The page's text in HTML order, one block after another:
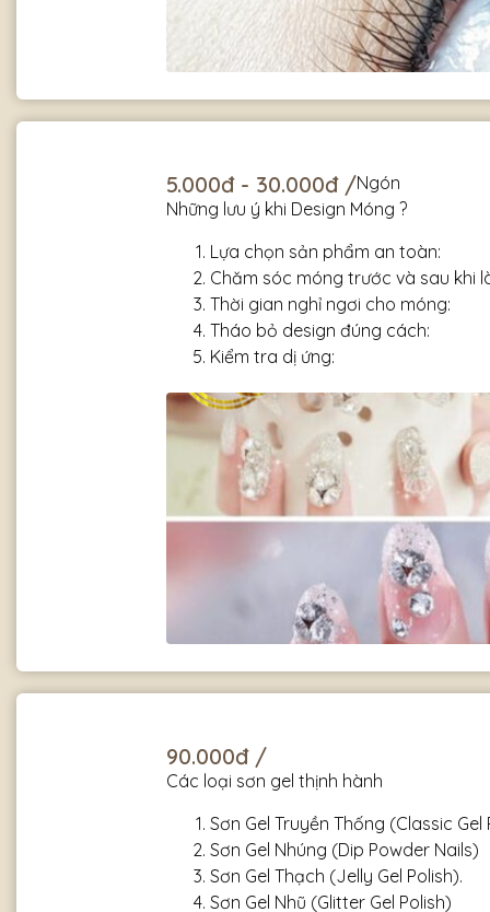
5.000đ - 30.000đ /Ngón
Những lưu ý khi Design Móng ?
Lựa chọn sản phẩm an toàn:
Chăm sóc móng trước và sau khi
Thời gian nghỉ ngơi cho móng:
Tháo bỏ design đúng cách:
Kiểm tra dị ứng:
90.000đ /
Các loại sơn gel thịnh hành
Sơn Gel Truyền Thống (Classic Gel
Sơn Gel Nhúng (Dip Powder Nails)
Sơn Gel Thạch (Jelly Gel Polish).
Sơn Gel Nhũ (Glitter Gel Polish)